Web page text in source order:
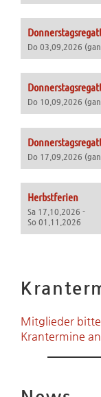
Do 03.09.2026
Do 10.09.2026
Do 17.09.2026
Herbstferien
Sa 17.10.2026 -
So 01.11.2026
Mitglieder
Krantermine